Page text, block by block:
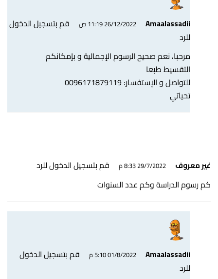
Amaalassadii 26/12/2022 11:19 ص
قم بتسجيل الدخول
للرد
مرحبا، نعم صحيح الرسوم الإجمالية و بإمكانكم
التقسيط طبعا
للتواصل و الإستفسار: 0096171879119
تحياتي
غير معروف 29/7/2022 8:33 م
قم بتسجيل الدخول للرد
كم رسوم الدراسة وكم عدد السنوات
Amaalassadii 01/8/2022 5:10 م
قم بتسجيل الدخول
للرد